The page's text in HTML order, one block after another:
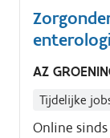
AZ
Tijdelijke
Online